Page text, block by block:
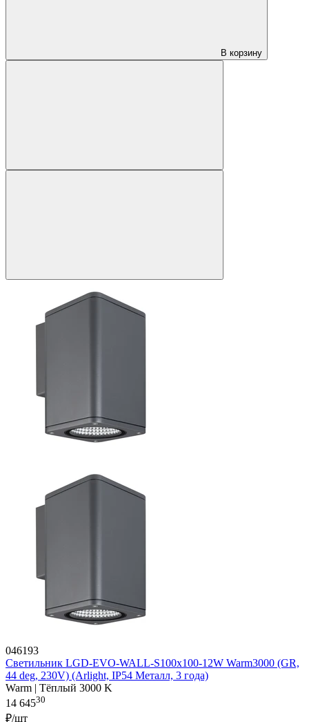
В корзину
046193
Светильник LGD-EVO-WALL-S100x100-12W Warm3000 (GR,
44 deg, 230V) (Arlight, IP54 Металл, 3 года)
Warm | Тёплый 3000 K
14 64530
₽/шт